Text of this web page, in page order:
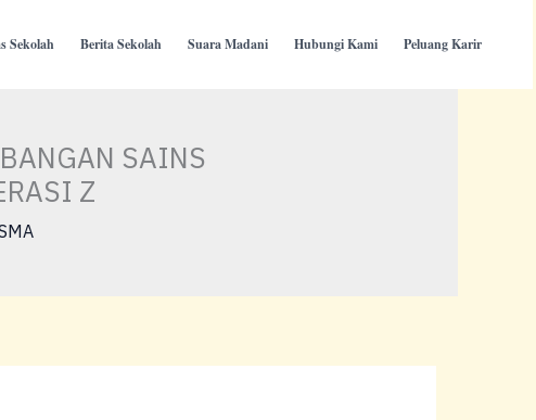
Sekolah Berita Sekolah Suara Madani Hubungi Kami Peluang Karir
SAINS
Z